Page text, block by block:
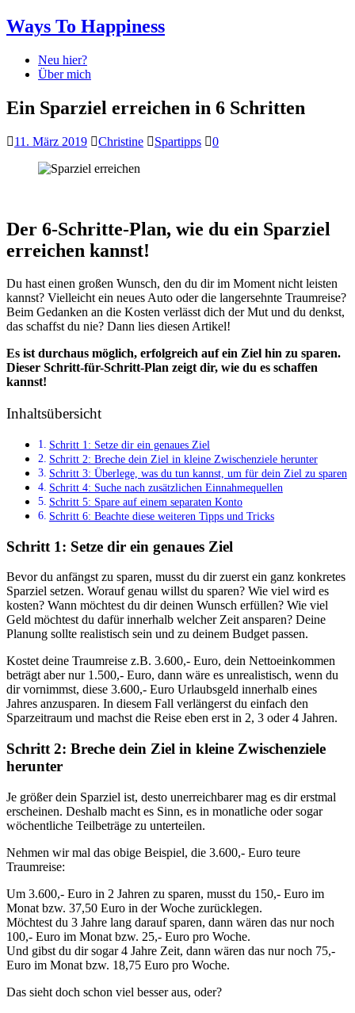
Ways To Happiness
Neu hier?
Über mich
Ein Sparziel erreichen in 6 Schritten
11. März 2019 Christine Spartipps 0
Der 6-Schritte-Plan, wie du ein Sparziel
erreichen kannst!
Du hast einen großen Wunsch, den du dir im Moment nicht leisten
kannst? Vielleicht ein neues Auto oder die langersehnte Traumreise?
Beim Gedanken an die Kosten verlässt dich der Mut und du denkst,
das schaffst du nie? Dann lies diesen Artikel!
Es ist durchaus möglich, erfolgreich auf ein Ziel hin zu sparen.
Dieser Schritt-für-Schritt-Plan zeigt dir, wie du es schaffen
kannst!
Inhaltsübersicht
Schritt 1: Setze dir ein genaues Ziel
Schritt 2: Breche dein Ziel in kleine Zwischenziele herunter
Schritt 3: Überlege, was du tun kannst, um für dein Ziel zu sparen
Schritt 4: Suche nach zusätzlichen Einnahmequellen
Schritt 5: Spare auf einem separaten Konto
Schritt 6: Beachte diese weiteren Tipps und Tricks
Schritt 1: Setze dir ein genaues Ziel
Bevor du anfängst zu sparen, musst du dir zuerst ein ganz konkretes
Sparziel setzen. Worauf genau willst du sparen? Wie viel wird es
kosten? Wann möchtest du dir deinen Wunsch erfüllen? Wie viel
Geld möchtest du dafür innerhalb welcher Zeit ansparen? Deine
Planung sollte realistisch sein und zu deinem Budget passen.
Kostet deine Traumreise z.B. 3.600,- Euro, dein Nettoeinkommen
beträgt aber nur 1.500,- Euro, dann wäre es unrealistisch, wenn du
dir vornimmst, diese 3.600,- Euro Urlaubsgeld innerhalb eines
Jahres anzusparen. In diesem Fall verlängerst du einfach den
Sparzeitraum und machst die Reise eben erst in 2, 3 oder 4 Jahren.
Schritt 2: Breche dein Ziel in kleine Zwischenziele
herunter
Je größer dein Sparziel ist, desto unerreichbarer mag es dir erstmal
erscheinen. Deshalb macht es Sinn, es in monatliche oder sogar
wöchentliche Teilbeträge zu unterteilen.
Nehmen wir mal das obige Beispiel, die 3.600,- Euro teure
Traumreise:
Um 3.600,- Euro in 2 Jahren zu sparen, musst du 150,- Euro im
Monat bzw. 37,50 Euro in der Woche zurücklegen.
Möchtest du 3 Jahre lang darauf sparen, dann wären das nur noch
100,- Euro im Monat bzw. 25,- Euro pro Woche.
Und gibst du dir sogar 4 Jahre Zeit, dann wären das nur noch 75,-
Euro im Monat bzw. 18,75 Euro pro Woche.
Das sieht doch schon viel besser aus, oder?